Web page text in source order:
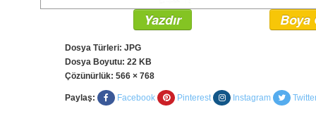
Yazdır Boya
Dosya Türleri: JPG
Dosya Boyutu: 22 KB
Çözünürlük: 566 × 768
Paylaş: Facebook Pinterest Instagram